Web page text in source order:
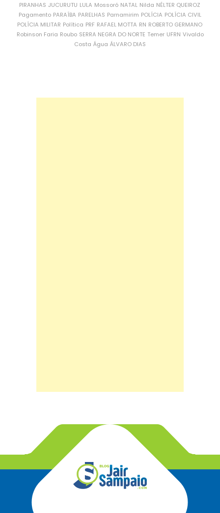
PIRANHAS JUCURUTU LULA Mossoró NATAL Nilda NÉLTER QUEIROZ
Pagamento PARAÍBA PARELHAS Parnamirim POLÍCIA POLÍCIA CIVIL
POLÍCIA MILITAR Política PRF RAFAEL MOTTA RN ROBERTO GERMANO
Robinson Faria Roubo SERRA NEGRA DO NORTE Temer UFRN Vivaldo
Costa Água ÁLVARO DIAS